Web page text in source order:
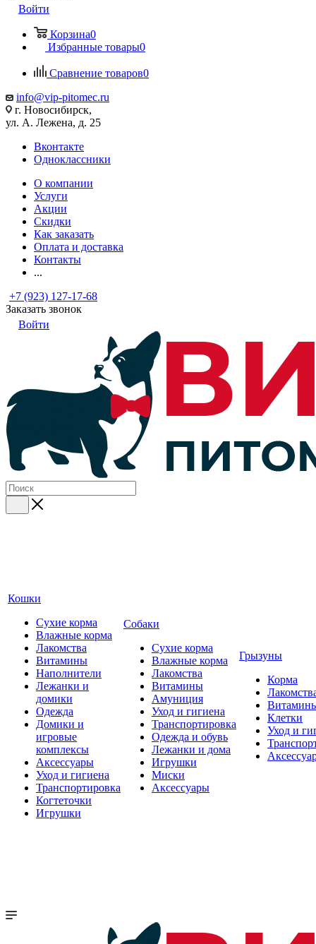
Войти
Корзина0
Избранные товары0
Сравнение товаров0
info@vip-pitomec.ru
г. Новосибирск,
ул. А. Лежена, д. 25
Вконтакте
Одноклассники
О компании
Услуги
Акции
Скидки
Как заказать
Оплата и доставка
Контакты
...
+7 (923) 127-17-68
Заказать звонок
Войти
Кошки
Сухие корма
Влажные корма
Лакомства
Витамины
Наполнители
Лежанки и
домики
Одежда
Домики и
игровые
комплексы
Аксессуары
Уход и гигиена
Транспортировка
Когтеточки
Игрушки
Собаки
Сухие корма
Влажные корма
Лакомства
Витамины
Амуниция
Уход и гигиена
Транспортировка
Одежда и обувь
Лежанки и дома
Игрушки
Миски
Аксессуары
Грызуны
Корма
Клетки
Уход и